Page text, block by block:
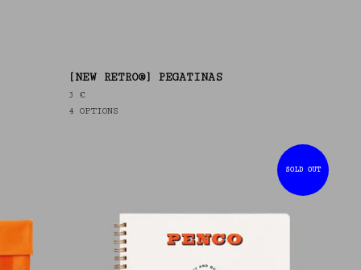
[NEW RETRO®] PEGATINAS
3€
4 OPTIONS
SOLD OUT